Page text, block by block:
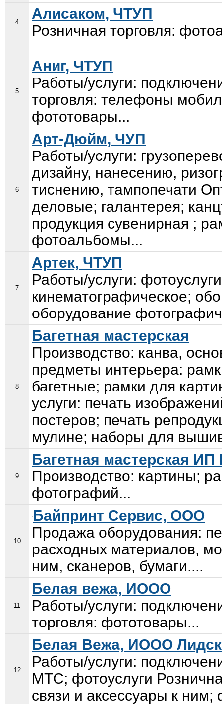
4
Алисаком, ЧТУП
Розничная торговля:
5
Аниг, ЧТУП
Работы/услуги:
торговля: телефоны
фототовары...
6
Арт-Дюйм, ЧУП
Работы/услуги:
дизайну, нанесению,
тиснению, тампопечати
деловые; галантерея;
продукция сувенирная ;
фотоальбомы...
7
Артек, ЧТУП
Работы/услуги:
кинематографическое;
оборудование
8
Багетная мастерская
Производство: канва,
предметы интерьера:
багетные; рамки для
услуги: печать
постеров; печать
мулине; наборы для
9
Багетная мастерская
Производство: картины;
фотографий...
10
Байпринт Сервис, ООО
Продажа оборудования:
расходных материалов,
ним, сканеров, бумаги....
11
Белая вежа, ИООО
Работы/услуги:
торговля: фототовары...
12
Белая Вежа, ИООО
Работы/услуги:
МТС; фотоуслуги
связи и аксессуары к